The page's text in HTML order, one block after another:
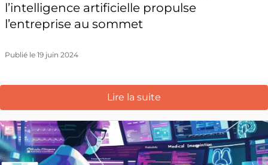
l’intelligence artificielle propulse
l’entreprise au sommet
Publié le 19 juin 2024
Lire la suite